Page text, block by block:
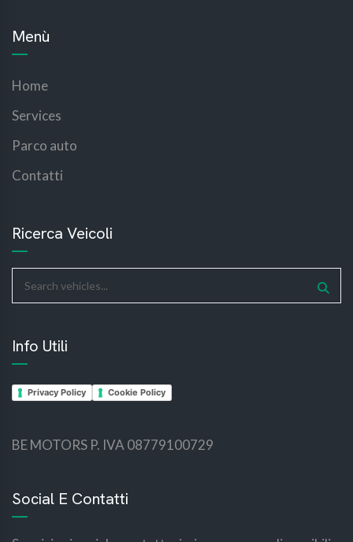
Menù
Home
Services
Parco auto
Contatti
Ricerca Veicoli
Info Utili
Privacy Policy Cookie Policy
BE MOTORS P. IVA 08779100729
Social E Contatti